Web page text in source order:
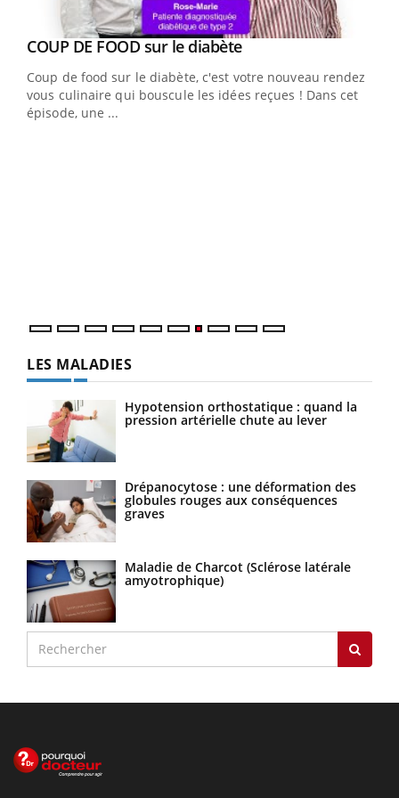
Youtube
COUP DE FOOD sur le diabèteYoutube
Coup de food sur le diabète, c'est votre nouveau rendez-
vous culinaire qui bouscule les idées reçues ! Dans cet
épisode, une ...
LES MALADIES
Hypotension orthostatique : quand la
pression artérielle chute au lever
Drépanocytose : une déformation des
globules rouges aux conséquences
graves
Maladie de Charcot (Sclérose latérale
amyotrophique)